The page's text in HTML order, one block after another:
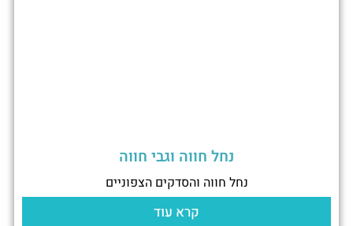
נחל חווה וגבי חווה
נחל חווה והסדקים הצפוניים
קרא עוד